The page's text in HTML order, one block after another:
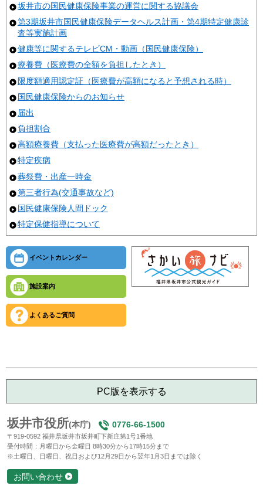
坂井市の国民健康保険事業の運営に関する協議会
第3期坂井市国民健康保険データヘルス計画・第4期特定健康診
査等実施計画
健康等に関するテレビCM・動画（国民健康保険）
療養費（医療費の全額を負担したとき）
限度額適用認定証（医療費が高額になると予想される時）
国民健康保険からのお知らせ
届出
負担割合
高額療養費（支払った医療費が高額だったとき）
特定疾病
葬祭費・出産一時金
第三者行為(交通事故など)
国民健康保険人間ドック
特定保健指導について
イベントカレンダー
施設案内
よくあるご質問
PC版を表示する
坂井市役所(本庁) 0776-66-1500
〒919-0592 福井県坂井市坂井町下新庄第1号1番地
受付時間：月曜日から金曜日 8時30分から17時15分まで
※土曜日、日曜日、祝日および12月29日から翌年1月3日までは除く
お問い合わせ